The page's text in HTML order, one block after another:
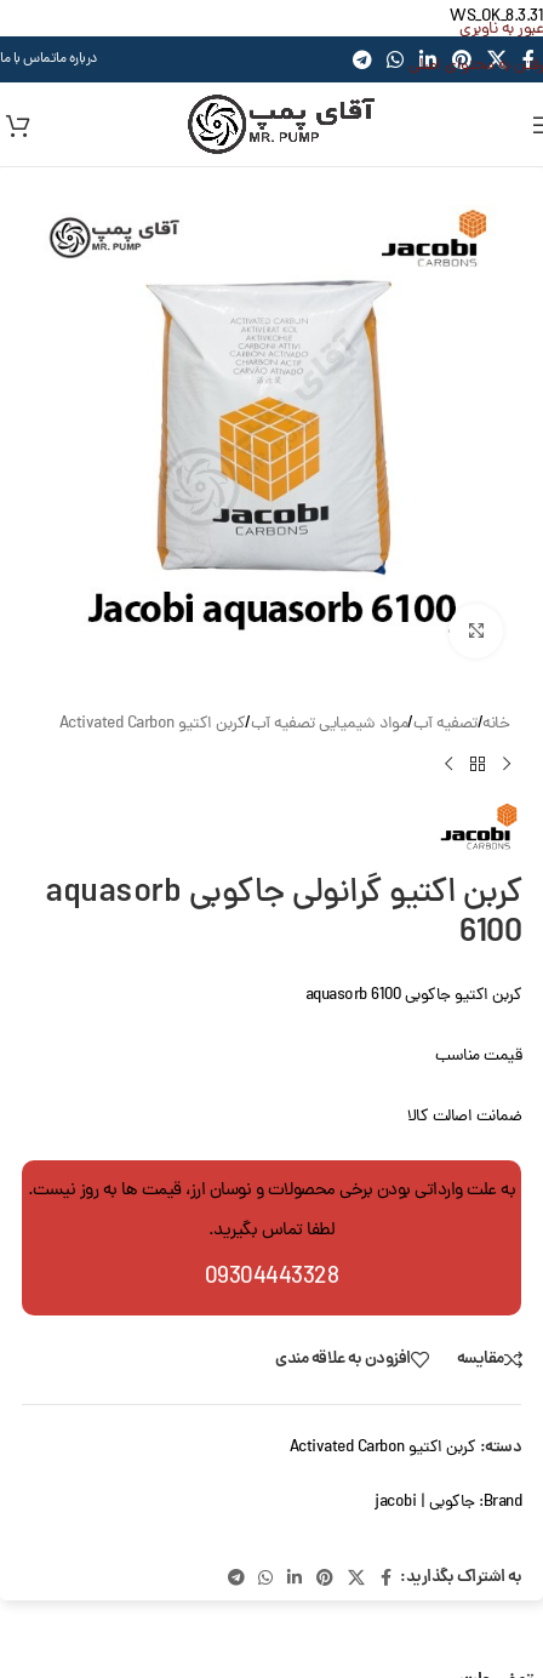
WS_OK_8.3.31
عبور به ناوبری
رفتن به محتوای اصلی
درباره ماتماس با ما
بزرگنمایی تصویر
خانه/تصفیه آب/مواد شیمیایی تصفیه آب/کربن اکتیو Activated Carbon
کربن اکتیو گرانولی جاکوبی aquasorb
6100
کربن اکتیو جاکوبی aquasorb 6100
قیمت مناسب
ضمانت اصالت کالا
به علت وارداتی بودن برخی محصولات و نوسان ارز، قیمت ها به روز نیست.
لطفا تماس بگیرید.
09304443328
مقایسه افزودن به علاقه مندی
دسته: کربن اکتیو Activated Carbon
Brand: جاکوبی | jacobi
به اشتراک بگذارید: